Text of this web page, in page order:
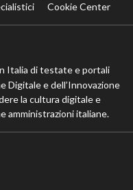
Cookie Center
Italia di testate e portali
Digitale e dell’Innovazione
la cultura digitale e
amministrazioni italiane.